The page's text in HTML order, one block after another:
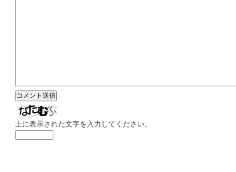
上に表示された文字を入力してください。